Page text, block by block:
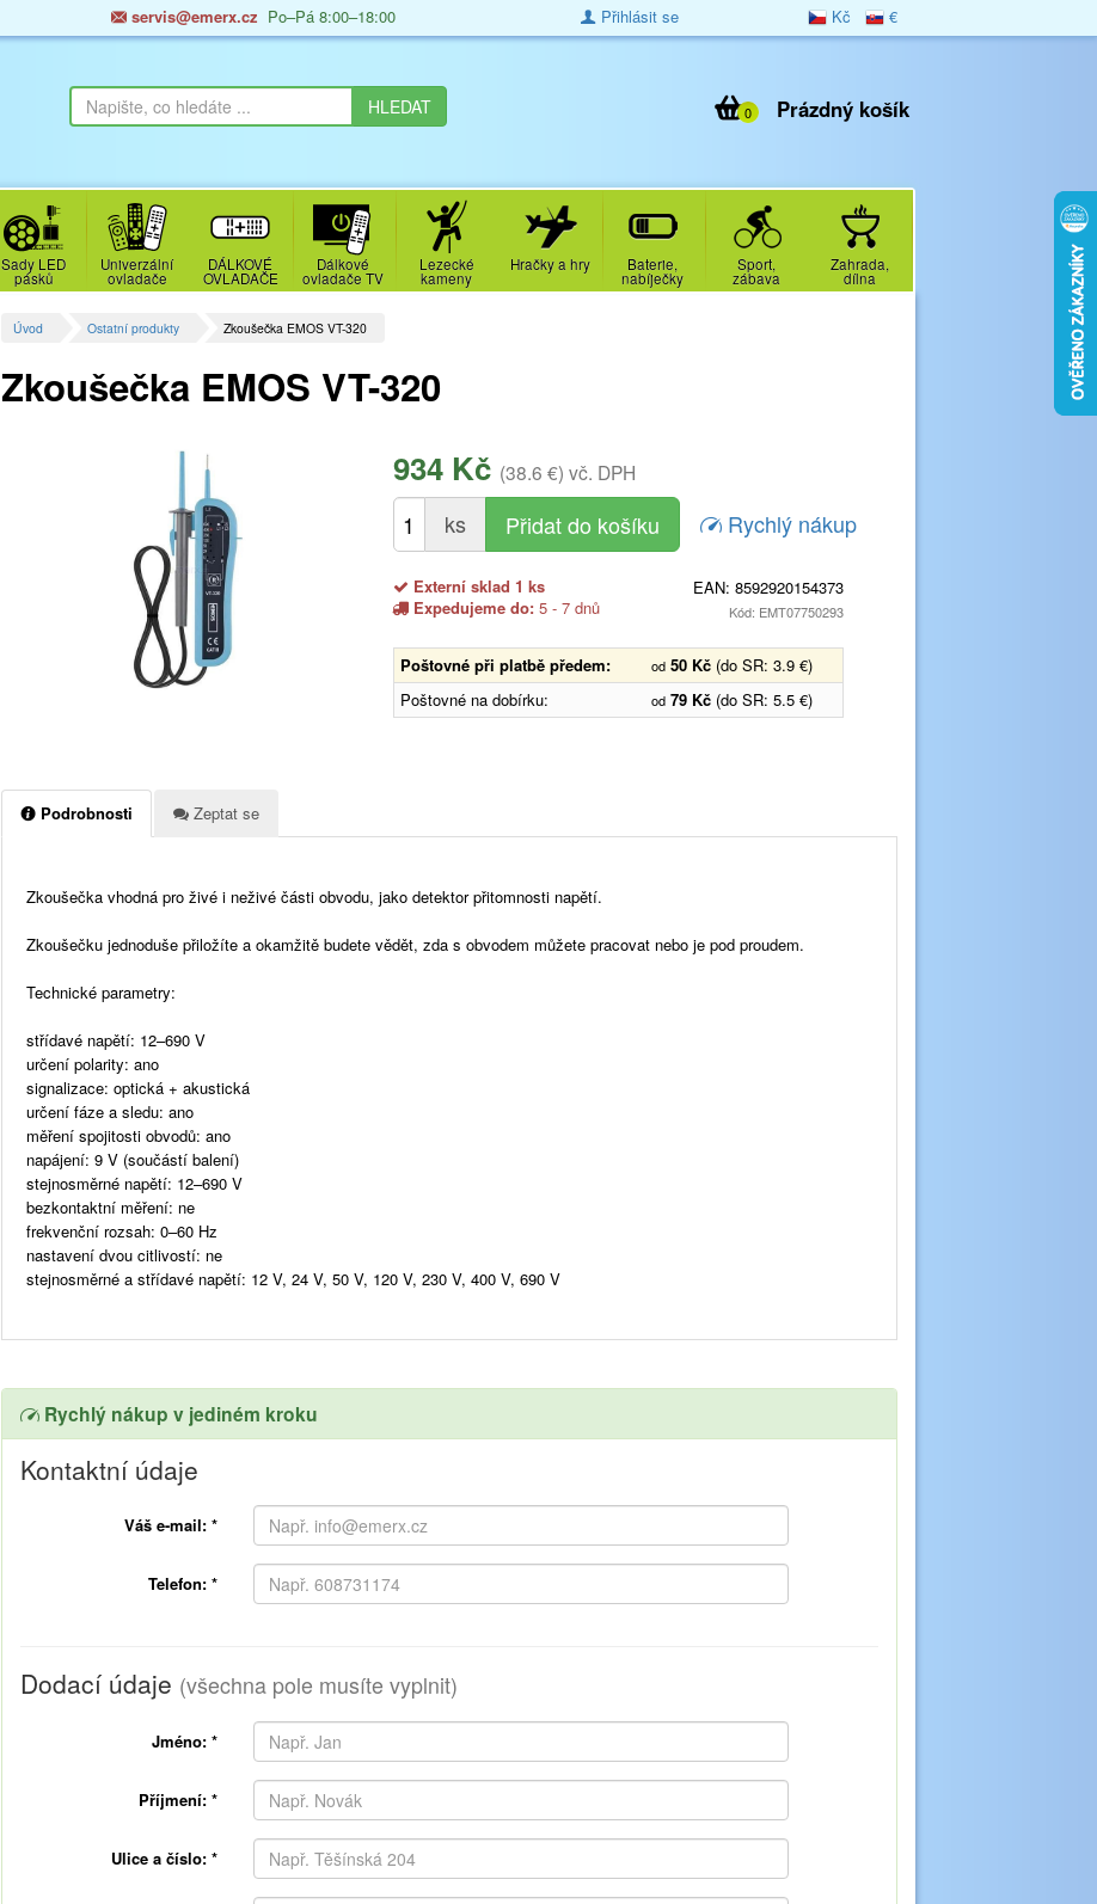
servis@emerx.cz Po–Pá 8:00–18:00 Kč €
Přihlásit se
Prázdný košík
0
Sady LED
pásků
Univerzální
ovladače
DÁLKOVÉ
OVLADAČE
Dálkové
ovladače TV
Lezecké
kameny
Hračky a hry Baterie,
nabíječky
Sport,
zábava
Zahrada,
dílna
Úvod Ostatní produkty Zkoušečka EMOS VT-320
Zkoušečka EMOS VT-320
934 Kč (38.6 €) vč. DPH
ks Rychlý nákup
Externí sklad 1 ks
Expedujeme do:5 - 7 dnů
EAN: 8592920154373
Kód: EMT07750293
Poštovné při platbě předem: od 50 Kč (do SR: 3.9 €)
Poštovné na dobírku:
od 79 Kč (do SR: 5.5 €)
Podrobnosti Zeptat se
Zkoušečka vhodná pro živé i neživé části obvodu, jako detektor přitomnosti napětí.
Zkoušečku jednoduše přiložíte a okamžitě budete vědět, zda s obvodem můžete pracovat nebo je pod proudem.
Technické parametry:
střídavé napětí: 12–690 V
určení polarity: ano
signalizace: optická + akustická
určení fáze a sledu: ano
měření spojitosti obvodů: ano
napájení: 9 V (součástí balení)
stejnosměrné napětí: 12–690 V
bezkontaktní měření: ne
frekvenční rozsah: 0–60 Hz
nastavení dvou citlivostí: ne
stejnosměrné a střídavé napětí: 12 V, 24 V, 50 V, 120 V, 230 V, 400 V, 690 V
Rychlý nákup v jediném kroku
Kontaktní údaje
Váš e-mail: *
Telefon: *
Dodací údaje (všechna pole musíte vyplnit)
Jméno: *
Příjmení: *
Ulice a číslo: *